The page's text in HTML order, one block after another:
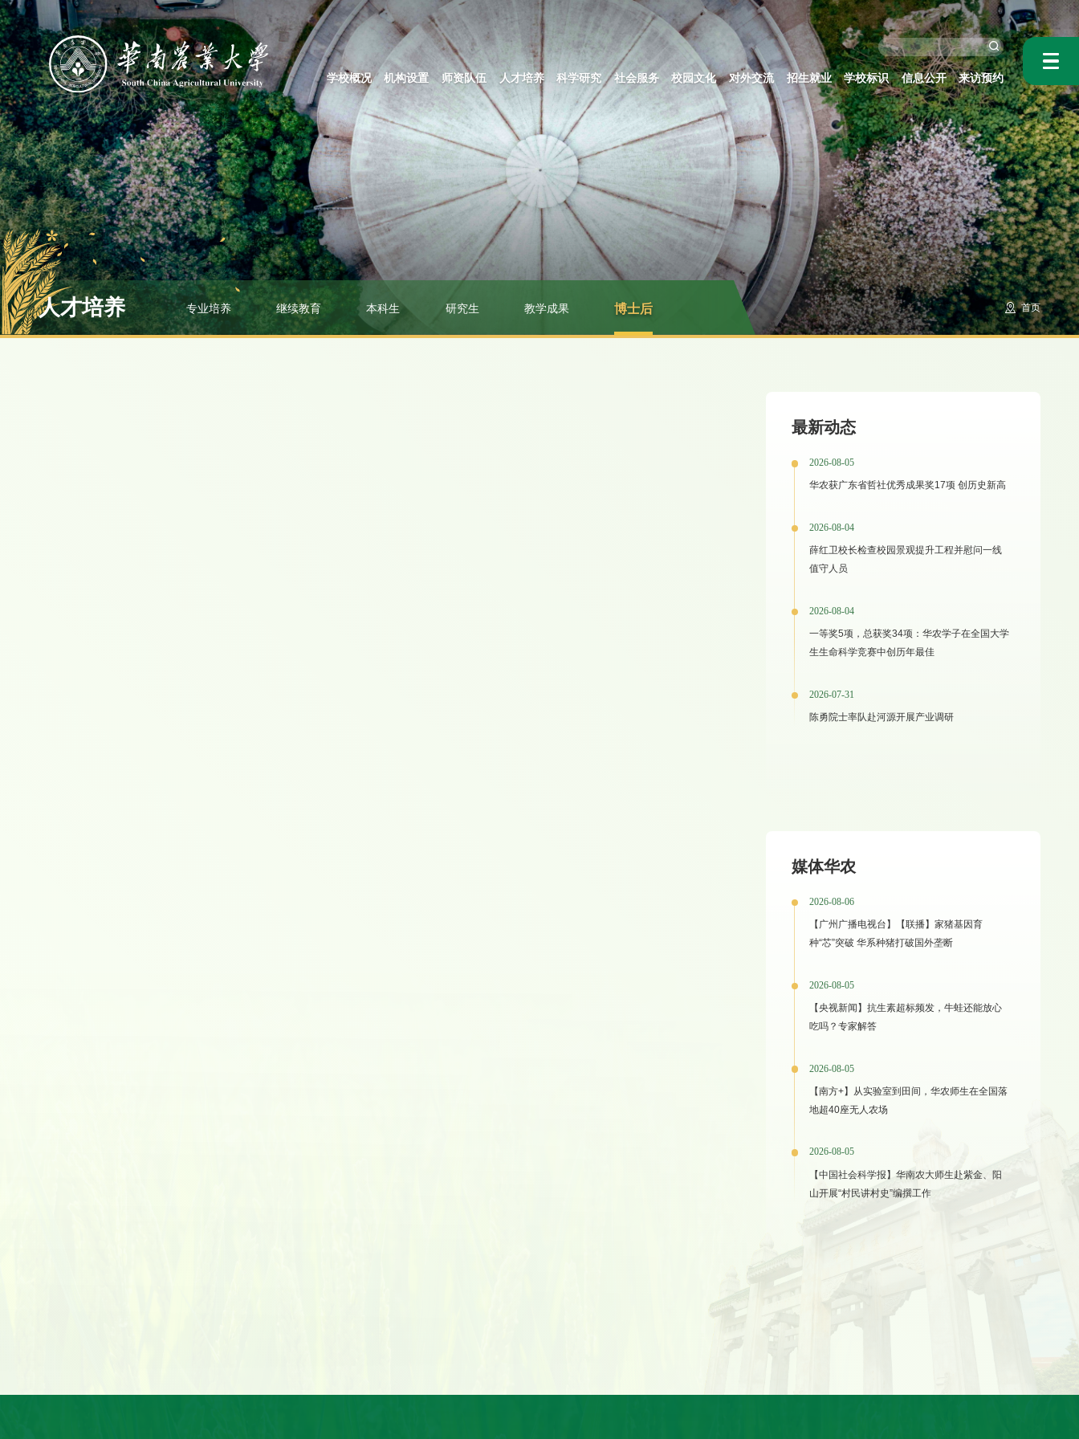
学校概况 机构设置 师资队伍 人才培养 科学研究 社会服务 校园文化 对外交流 招生就业 学校标识 信息公开 来访预约
人才培养 专业培养 继续教育 本科生 研究生 教学成果 博士后 首页
最新动态
2026-08-05
华农获广东省哲社优秀成果奖17项 创历史新高
2026-08-04
薛红卫校长检查校园景观提升工程并慰问一线
值守人员
2026-08-04
一等奖5项，总获奖34项：华农学子在全国大学
生生命科学竞赛中创历年最佳
2026-07-31
陈勇院士率队赴河源开展产业调研
媒体华农
2026-08-06
【广州广播电视台】【联播】家猪基因育
种“芯”突破 华系种猪打破国外垄断
2026-08-05
【央视新闻】抗生素超标频发，牛蛙还能放心
吃吗？专家解答
2026-08-05
【南方+】从实验室到田间，华农师生在全国落
地超40座无人农场
2026-08-05
【中国社会科学报】华南农大师生赴紫金、阳
山开展“村民讲村史”编撰工作